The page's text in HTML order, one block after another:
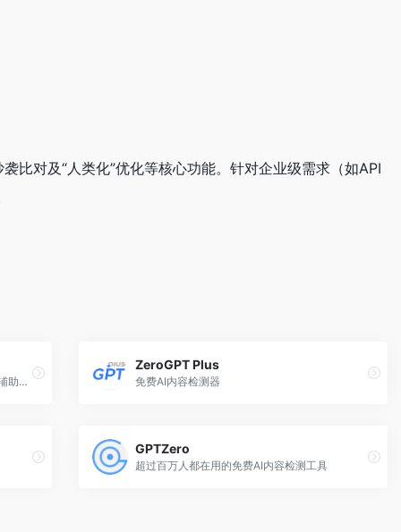
比对及“人类化”优化等核心功能。针对企业级需求（如API
一款由Wordvice公司开发的在线英文写作辅助工具
ZeroGPT Plus
免费AI内容检测器
GPTZero
超过百万人都在用的免费AI内容检测工具